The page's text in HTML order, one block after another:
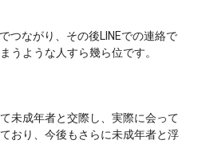
つながり、その後LINEでの連絡で
うような人すら幾ら位です。
未成年者と交際し、実際に会って
おり、今後もさらに未成年者と浮